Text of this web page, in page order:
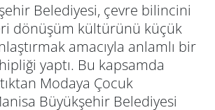
Belediyesi, çevre bilincini
dönüşüm kültürünü küçük
amacıyla anlamlı bir
yaptı. Bu kapsamda
Modaya Çocuk
Büyükşehir Belediyesi